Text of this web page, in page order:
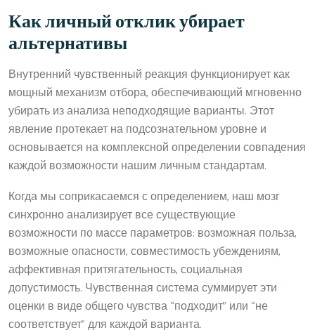
Как личный отклик убирает
альтернативы
Внутренний чувственный реакция функционирует как
мощный механизм отбора, обеспечивающий мгновенно
убирать из анализа неподходящие варианты. Этот
явление протекает на подсознательном уровне и
основывается на комплексной определении совпадения
каждой возможности нашим личным стандартам.
Когда мы соприкасаемся с определением, наш мозг
синхронно анализирует все существующие
возможности по массе параметров: возможная польза,
возможные опасности, совместимость убеждениям,
аффективная притягательность, социальная
допустимость. Чувственная система суммирует эти
оценки в виде общего чувства “подходит” или “не
соответствует” для каждой варианта.